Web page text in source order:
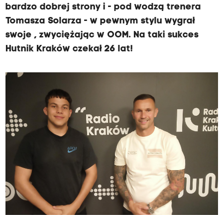
bardzo dobrej strony i - pod wodzą trenera
Tomasza Solarza - w pewnym stylu wygrał
swoje , zwyciężając w OOM. Na taki sukces
Hutnik Kraków czekał 26 lat!